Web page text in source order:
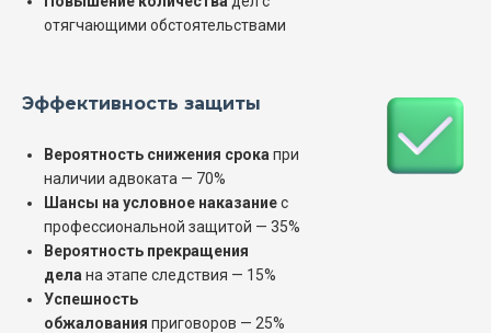
отягчающими обстоятельствами
Эффективность защиты
Вероятность снижения срока при
наличии адвоката — 70%
Шансы на условное наказаниес
профессиональной защитой — 35%
Вероятность прекращения
дела на этапе следствия — 15%
Успешность
обжалования приговоров — 25%